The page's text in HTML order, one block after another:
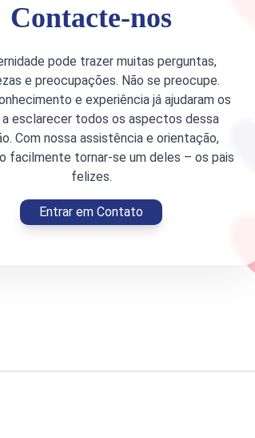
Contacte-nos
pode trazer muitas perguntas,
e preocupações. Não se preocupe.
e experiência já ajudaram os
a esclarecer todos os aspectos dessa
Com nossa assistência e orientação,
facilmente tornar-se um deles – os pais
felizes.
Entrar em Contato